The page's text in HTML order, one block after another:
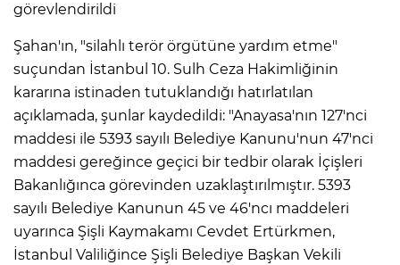
görevlendirildi
Şahan'ın, "silahlı terör örgütüne yardım etme"
suçundan İstanbul 10. Sulh Ceza Hakimliğinin
kararına istinaden tutuklandığı hatırlatılan
açıklamada, şunlar kaydedildi: "Anayasa'nın 127'nci
maddesi ile 5393 sayılı Belediye Kanunu'nun 47'nci
maddesi gereğince geçici bir tedbir olarak İçişleri
Bakanlığınca görevinden uzaklaştırılmıştır. 5393
sayılı Belediye Kanunun 45 ve 46'ncı maddeleri
uyarınca Şişli Kaymakamı Cevdet Ertürkmen,
İstanbul Valiliğince Şişli Belediye Başkan Vekili